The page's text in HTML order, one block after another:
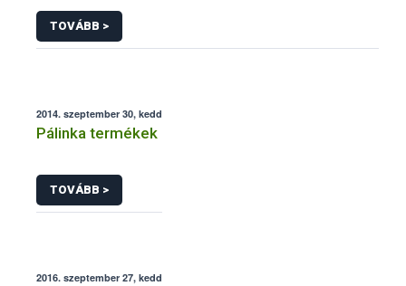
TOVÁBB >
2014. szeptember 30, kedd
Pálinka termékek
TOVÁBB >
2016. szeptember 27, kedd